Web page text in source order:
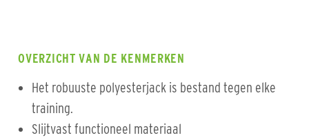
OVERZICHT VAN DE KENMERKEN
Het robuuste polyesterjack is bestand tegen elke
training.
Slijtvast functioneel materiaal